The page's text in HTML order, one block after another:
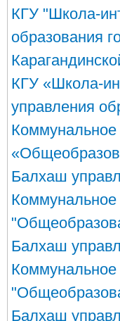
КГУ "Школа-
образования
КГУ «Школа-
управления
Коммунальное
Балхаш
Коммунальное
Балхаш
Коммунальное
Балхаш